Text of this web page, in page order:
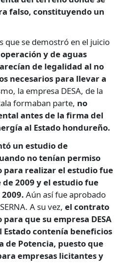
falso, constituyendo un
que se demostró en el juicio
y de aguas
de legalidad al no
necesarios para llevar a
la empresa DESA, de la
formaban parte, no
antes de la firma del
al Estado hondureño.
un estudio de
no tenían permiso
para realizar el estudio fue
2009 y el estudio fue
Aún así fue aprobado
A su vez, el contrato
que su empresa DESA
contenía beneficios
de Potencia, puesto que
empresas licitantes y